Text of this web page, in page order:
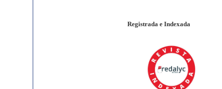
Registrada e Indexada